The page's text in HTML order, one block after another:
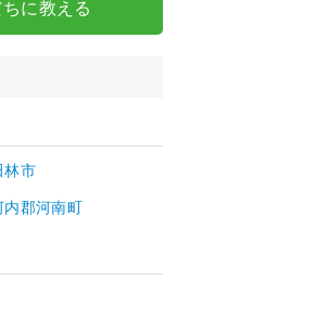
に教える
林市
内郡河南町